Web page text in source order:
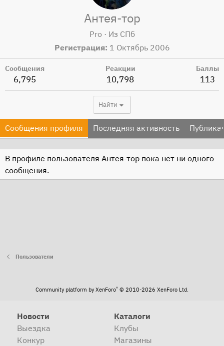
Антея-тор
Pro · Из СПб
Регистрация 1 Октябрь 2006
Сообщения
6,795
Реакции
10,798
Баллы
113
Найти
Сообщения профиля Последняя активность
В профиле пользователя Антея-тор пока нет ни одного
сообщения.
Пользователи
Community platform by XenForo® © 2010-2026 XenForo Ltd.
Новости
Выездка
Конкур
Каталоги
Клубы
Магазины